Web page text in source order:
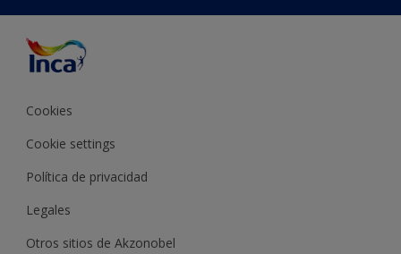
Cookies
Cookie settings
Política de privacidad
Legales
Otros sitios de Akzonobel